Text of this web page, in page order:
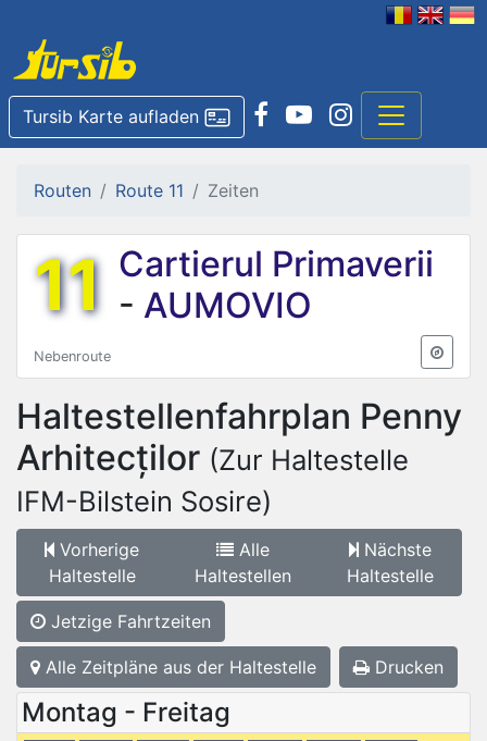
Tursib Karte aufladen
Routen Route 11 Zeiten
11 Cartierul Primaverii
- AUMOVIO
Nebenroute
Haltestellenfahrplan Penny
Arhitecților (Zur Haltestelle
IFM-Bilstein Sosire)
Vorherige
Haltestelle
Alle
Haltestellen
Nächste
Haltestelle
Jetzige Fahrtzeiten
Alle Zeitpläne aus der Haltestelle Drucken
Montag - Freitag